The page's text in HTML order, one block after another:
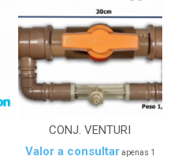
CONJ. VENTURI
Valor a consultarapenas 1